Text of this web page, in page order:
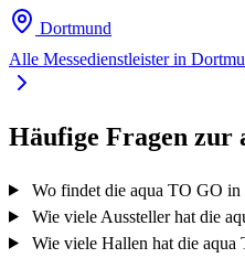
Dortmund
Alle Messedienstleister in
Häufige Fragen zur
Wo findet die aqua TO GO in
Wie viele Aussteller hat die
Wie viele Hallen hat die aqua